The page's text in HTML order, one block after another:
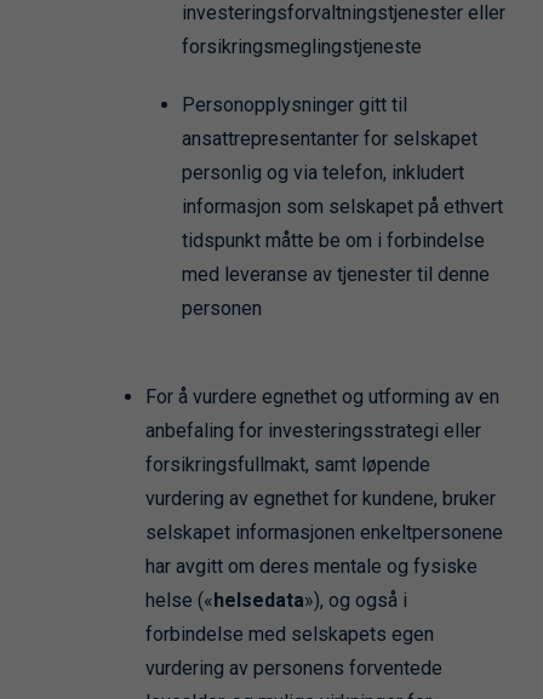
investeringsforvaltningstjenester eller
forsikringsmeglingstjeneste
Personopplysninger gitt til
ansattrepresentanter for selskapet
personlig og via telefon, inkludert
informasjon som selskapet på ethvert
tidspunkt måtte be om i forbindelse
med leveranse av tjenester til denne
personen
For å vurdere egnethet og utforming av en
anbefaling for investeringsstrategi eller
forsikringsfullmakt, samt løpende
vurdering av egnethet for kundene, bruker
selskapet informasjonen enkeltpersonene
har avgitt om deres mentale og fysiske
helse («helsedata»), og også i
forbindelse med selskapets egen
vurdering av personens forventede